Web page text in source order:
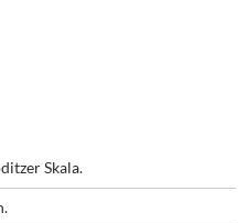
Skala.